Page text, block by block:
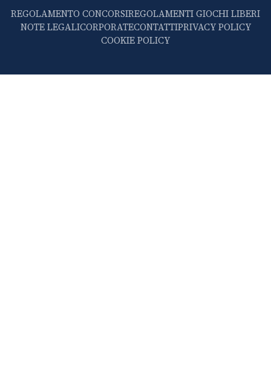
REGOLAMENTO CONCORSIREGOLAMENTI GIOCHI LIBERI
NOTE LEGALICORPORATECONTATTIPRIVACY POLICY
COOKIE POLICY